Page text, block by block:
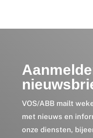
VOS/ABB mailt
met nieuws en
onze diensten,